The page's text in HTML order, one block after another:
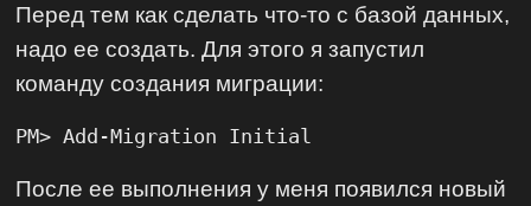
Перед тем как сделать что-то с базой данных,
надо ее создать. Для этого я запустил
команду создания миграции:
PM> Add-Migration Initial
После ее выполнения у меня появился новый